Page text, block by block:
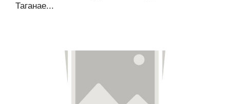
Таганае...